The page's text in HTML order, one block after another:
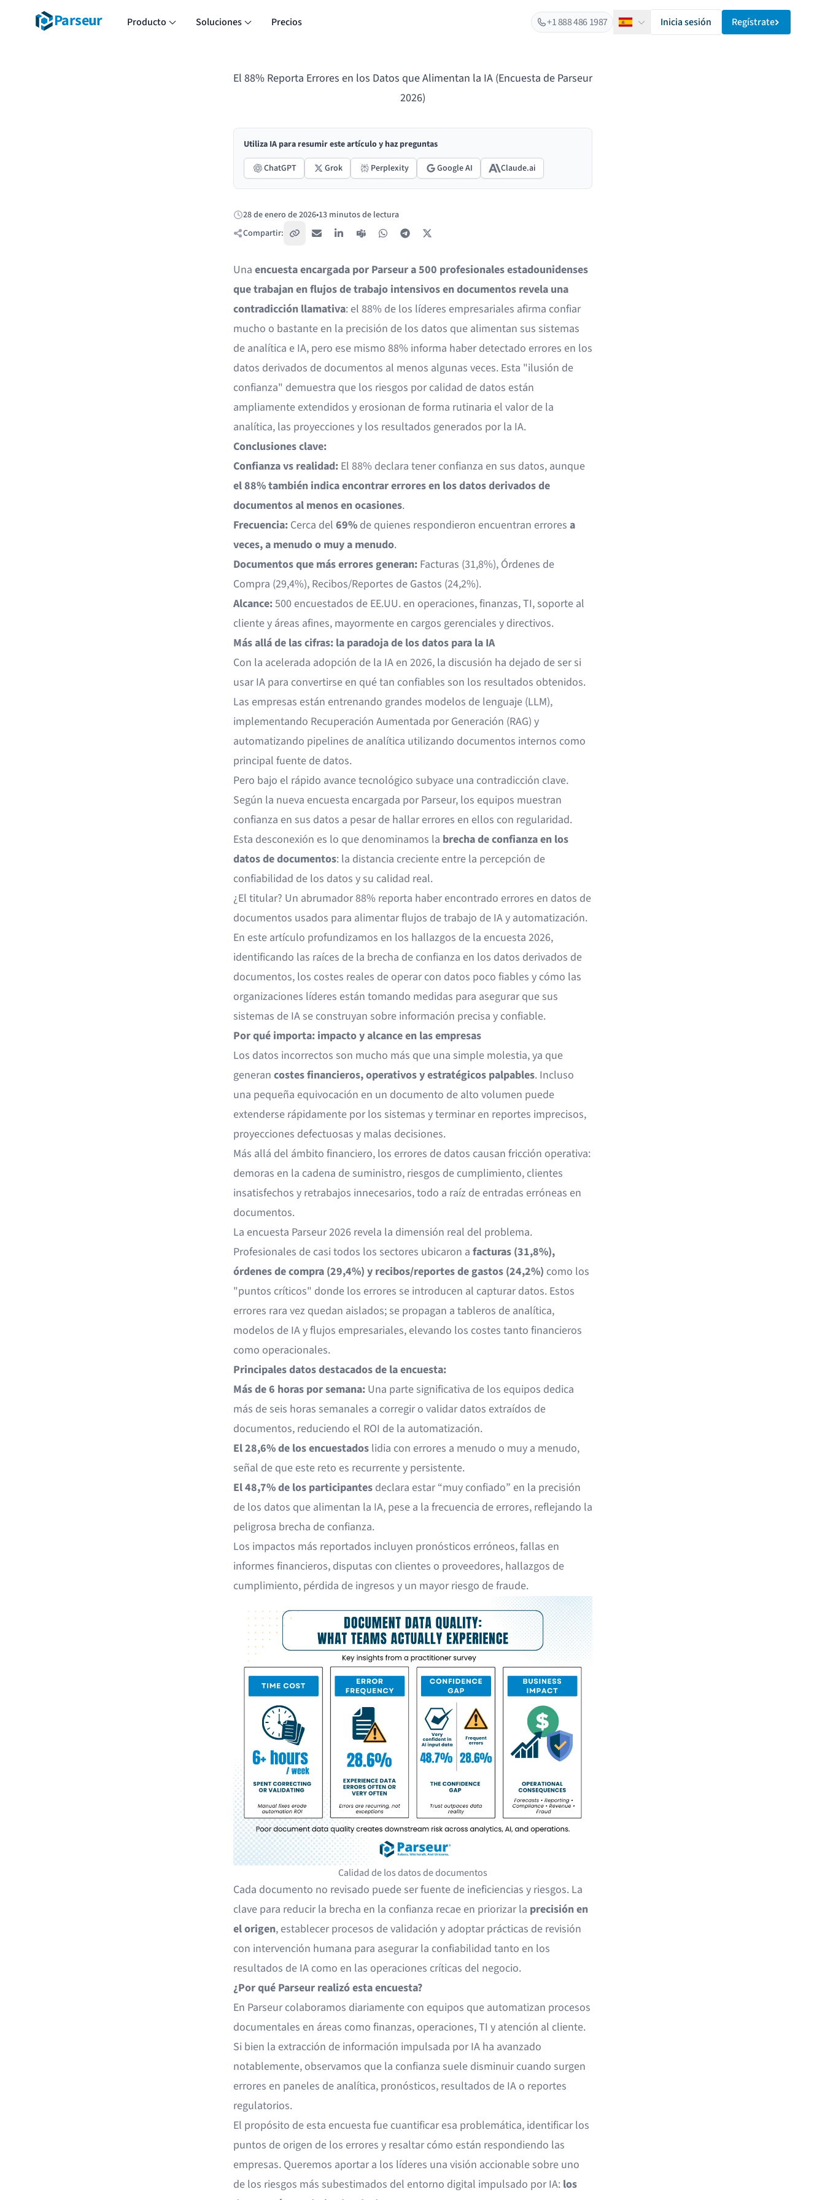
Parseur Producto Soluciones Precios +1 888 486 1987 EspañolInicia sesión Regístrate
El 88% Reporta Errores en los Datos que Alimentan la IA (Encuesta de Parseur
2026)
Utiliza IA para resumir este artículo y haz preguntas
ChatGPT
Grok Perplexity Google AI Claude.ai
Publicado:
28 de enero de 2026•13 minutos de lectura
Compartir:
Copiar enlaceCorreo electrónico
LinkedInTeams WhatsAppTelegram
Una encuesta encargada por Parseura 500 profesionales estadounidenses
que trabajan en flujos de trabajo intensivos en documentos revela una
contradicción llamativa: el 88% de los líderes empresariales afirma confiar
mucho o bastante en la precisión de los datos que alimentan sus sistemas
de analítica e IA, pero ese mismo 88% informa haber detectado errores en los
datos derivados de documentos al menos algunas veces. Esta "ilusión de
confianza" demuestra que los riesgos por calidad de datos están
ampliamente extendidos y erosionan de forma rutinaria el valor de la
analítica, las proyecciones y los resultados generados por la IA.
Conclusiones clave:
Confianza vs realidad:El 88% declara tener confianza en sus datos, aunque
el 88% también indica encontrar errores en los datos derivados de
documentos al menos en ocasiones.
Frecuencia:Cerca del 69%de quienes respondieron encuentran errores a
veces, a menudo o muy a menudo.
Documentos que más errores generan:Facturas (31,8%), Órdenes de
Compra (29,4%), Recibos/Reportes de Gastos (24,2%).
Alcance:500 encuestados de EE.UU. en operaciones, finanzas, TI, soporte al
cliente y áreas afines, mayormente en cargos gerenciales y directivos.
Más allá de las cifras: la paradoja de los datos para la IA
Con la acelerada adopción de la IA en 2026, la discusión ha dejado de ser si
usar IA para convertirse en qué tan confiables son los resultados obtenidos.
Las empresas están entrenando grandes modelos de lenguaje (LLM),
implementando Recuperación Aumentada por Generación (RAG) y
automatizando pipelines de analítica utilizando documentos internos como
principal fuente de datos.
Pero bajo el rápido avance tecnológico subyace una contradicción clave.
Según la nueva encuesta encargada por Parseur, los equipos muestran
confianza en sus datos a pesar de hallar errores en ellos con regularidad.
Esta desconexión es lo que denominamos la brecha de confianza en los
datos de documentos: la distancia creciente entre la percepción de
confiabilidad de los datos y su calidad real.
¿El titular? Un abrumador 88% reporta haber encontrado errores en datos de
documentos usados para alimentar flujos de trabajo de IA y automatización.
En este artículo profundizamos en los hallazgos de la encuesta 2026,
identificando las raíces de la brecha de confianza en los datos derivados de
documentos, los costes reales de operar con datos poco fiables y cómo las
organizaciones líderes están tomando medidas para asegurar que sus
sistemas de IA se construyan sobre información precisa y confiable.
Por qué importa: impacto y alcance en las empresas
Los datos incorrectos son mucho más que una simple molestia, ya que
generan costes financieros, operativos y estratégicos palpables. Incluso
una pequeña equivocación en un documento de alto volumen puede
extenderse rápidamente por los sistemas y terminar en reportes imprecisos,
proyecciones defectuosas y malas decisiones.
Más allá del ámbito financiero, los errores de datos causan fricción operativa:
demoras en la cadena de suministro, riesgos de cumplimiento, clientes
insatisfechos y retrabajos innecesarios, todo a raíz de entradas erróneas en
documentos.
La encuesta Parseur 2026 revela la dimensión real del problema.
Profesionales de casi todos los sectores ubicaron a facturas (31,8%),
órdenes de compra (29,4%) y recibos/reportes de gastos (24,2%) como los
"puntos críticos" donde los errores se introducen al capturar datos. Estos
errores rara vez quedan aislados; se propagan a tableros de analítica,
modelos de IA y flujos empresariales, elevando los costes tanto financieros
como operacionales.
Principales datos destacados de la encuesta:
Más de 6 horas por semana:Una parte significativa de los equipos dedica
más de seis horas semanales a corregir o validar datos extraídos de
documentos, reduciendo el ROI de la automatización.
El 28,6% de los encuestadoslidia con errores a menudo o muy a menudo,
señal de que este reto es recurrente y persistente.
El 48,7% de los participantesdeclara estar “muy confiado” en la precisión
de los datos que alimentan la IA, pese a la frecuencia de errores, reflejando la
peligrosa brecha de confianza.
Los impactos más reportados incluyen pronósticos erróneos, fallas en
informes financieros, disputas con clientes o proveedores, hallazgos de
cumplimiento, pérdida de ingresos y un mayor riesgo de fraude.
Calidad de los datos de documentos
Cada documento no revisado puede ser fuente de ineficiencias y riesgos. La
clave para reducir la brecha en la confianza recae en priorizar la precisión en
el origen, establecer procesos de validación y adoptar prácticas de revisión
con intervención humana para asegurar la confiabilidad tanto en los
resultados de IA como en las operaciones críticas del negocio.
¿Por qué Parseur realizó esta encuesta?
En Parseur colaboramos diariamente con equipos que automatizan procesos
documentales en áreas como finanzas, operaciones, TI y atención al cliente.
Si bien la extracción de información impulsada por IA ha avanzado
notablemente, observamos que la confianza suele disminuir cuando surgen
errores en paneles de analítica, pronósticos, resultados de IA o reportes
regulatorios.
El propósito de esta encuesta fue cuantificar esa problemática, identificar los
puntos de origen de los errores y resaltar cómo están respondiendo las
empresas. Queremos aportar a los líderes una visión accionable sobre uno
de los riesgos más subestimados del entorno digital impulsado por IA: los